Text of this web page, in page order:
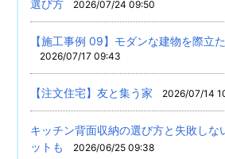
選び方
2026/07/24 09:50
【施工事例 09】モダンな建物を際立
2026/07/17 09:43
【注文住宅】友と集う家 2026/07/14
キッチン背面収納の選び方と失敗しな
ットも
2026/06/25 09:38